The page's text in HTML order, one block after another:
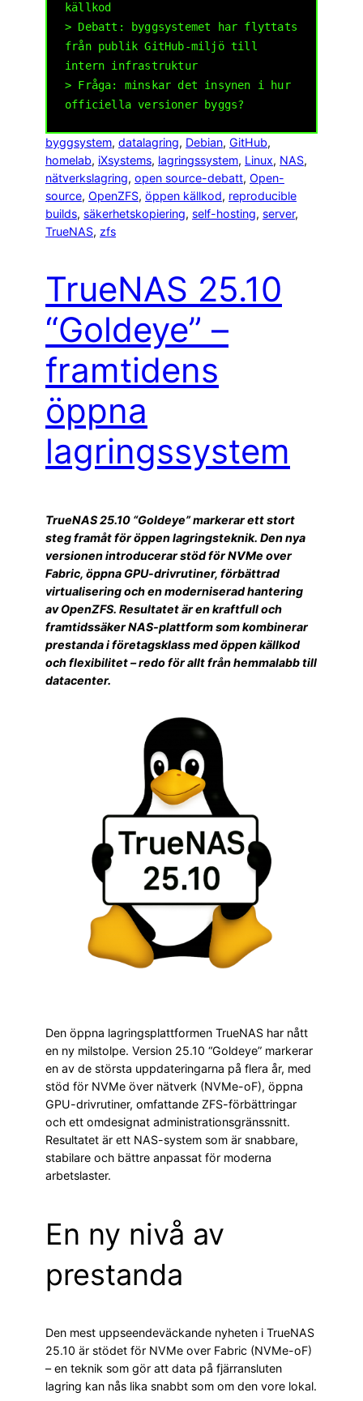
källkod
> Debatt: byggsystemet har flyttats
från publik GitHub-miljö till
intern infrastruktur
> Fråga: minskar det insynen i hur
byggsystem, datalagring, Debian, GitHub
homelab, iXsystems, lagringssystem, Linux, NAS
nätverkslagring, open source-debatt, Open-
source, OpenZFS, öppen källkod, reproducible
builds, säkerhetskopiering, self-hosting, server
TrueNAS, zfs
TrueNAS 25.10
“Goldeye” –
framtidens
öppna
lagringssystem
TrueNAS 25.10 “Goldeye” markerar ett stort
steg framåt för öppen lagringsteknik. Den nya
versionen introducerar stöd för NVMe over
Fabric, öppna GPU-drivrutiner, förbättrad
virtualisering och en moderniserad hantering
av OpenZFS. Resultatet är en kraftfull och
framtidssäker NAS-plattform som kombinerar
prestanda i företagsklass med öppen källkod
och flexibilitet – redo för allt från hemmalabb till
datacenter.
Den öppna lagringsplattformen TrueNAS har nått
en ny milstolpe. Version 25.10 “Goldeye” markerar
en av de största uppdateringarna på flera år, med
stöd för NVMe över nätverk (NVMe-oF), öppna
GPU-drivrutiner, omfattande ZFS-förbättringar
och ett omdesignat administrationsgränssnitt.
Resultatet är ett NAS-system som är snabbare,
stabilare och bättre anpassat för moderna
arbetslaster.
En ny nivå av
prestanda
Den mest uppseendeväckande nyheten i TrueNAS
25.10 är stödet för NVMe over Fabric (NVMe-oF)
– en teknik som gör att data på fjärransluten
lagring kan nås lika snabbt som om den vore lokal.